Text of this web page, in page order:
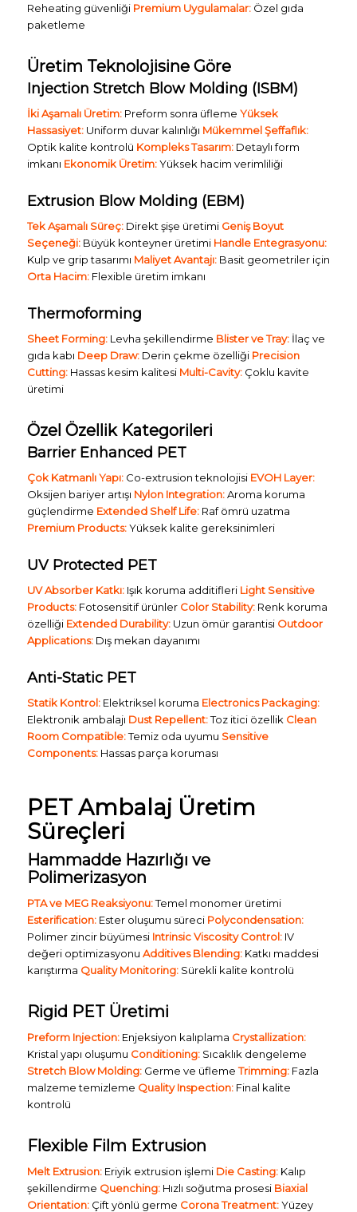
Reheating güvenliği Premium Uygulamalar:Özel gıda
paketleme
Üretim Teknolojisine Göre
Injection Stretch Blow Molding (ISBM)
İki Aşamalı Üretim:Preform sonra üfleme Yüksek
Hassasiyet:Uniform duvar kalınlığı Mükemmel Şeffaflık:
Optik kalite kontrolü Kompleks Tasarım:Detaylı form
imkanı Ekonomik Üretim:Yüksek hacim verimliliği
Extrusion Blow Molding (EBM)
Tek Aşamalı Süreç:Direkt şişe üretimi Geniş Boyut
Seçeneği:Büyük konteyner üretimi Handle Entegrasyonu:
Kulp ve grip tasarımı Maliyet Avantajı:Basit geometriler için
Orta Hacim:Flexible üretim imkanı
Thermoforming
Sheet Forming:Levha şekillendirme Blister ve Tray:İlaç ve
gıda kabı Deep Draw:Derin çekme özelliği Precision
Cutting:Hassas kesim kalitesi Multi-Cavity:Çoklu kavite
üretimi
Özel Özellik Kategorileri
Barrier Enhanced PET
Çok Katmanlı Yapı:Co-extrusion teknolojisi EVOH Layer:
Oksijen bariyer artışı Nylon Integration:Aroma koruma
güçlendirme Extended Shelf Life:Raf ömrü uzatma
Premium Products:Yüksek kalite gereksinimleri
UV Protected PET
UV Absorber Katkı:Işık koruma additifleri Light Sensitive
Products:Fotosensitif ürünler Color Stability:Renk koruma
özelliği Extended Durability:Uzun ömür garantisi Outdoor
Applications:Dış mekan dayanımı
Anti-Static PET
Statik Kontrol:Elektriksel koruma Electronics Packaging:
Elektronik ambalajı Dust Repellent:Toz itici özellik Clean
Room Compatible:Temiz oda uyumu Sensitive
Components:Hassas parça koruması
PET Ambalaj Üretim
Süreçleri
Hammadde Hazırlığı ve
Polimerizasyon
PTA ve MEG Reaksiyonu:Temel monomer üretimi
Esterification:Ester oluşumu süreci Polycondensation:
Polimer zincir büyümesi Intrinsic Viscosity Control:IV
değeri optimizasyonu Additives Blending:Katkı maddesi
karıştırma Quality Monitoring:Sürekli kalite kontrolü
Rigid PET Üretimi
Preform Injection:Enjeksiyon kalıplama Crystallization:
Kristal yapı oluşumu Conditioning:Sıcaklık dengeleme
Stretch Blow Molding:Germe ve üflemeTrimming:Fazla
malzeme temizleme Quality Inspection:Final kalite
kontrolü
Flexible Film Extrusion
Melt Extrusion:Eriyik extrusion işlemi Die Casting:Kalıp
şekillendirme Quenching:Hızlı soğutma prosesi Biaxial
Orientation:Çift yönlü germe Corona Treatment:Yüzey